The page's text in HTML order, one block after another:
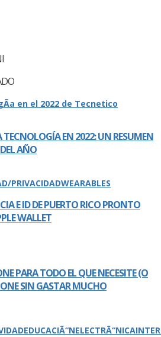
TECNOLOGÍ­A EN 2022: UN RESUMEN
AÑO
PRIVACIDADWEARABLES
E ID DE PUERTO RICO PRONTO
WALLET
PARA TODO EL QUE NECESITE (O
SIN GASTAR MUCHO
EDUCACIÃ“NELECTRÃ“NICA